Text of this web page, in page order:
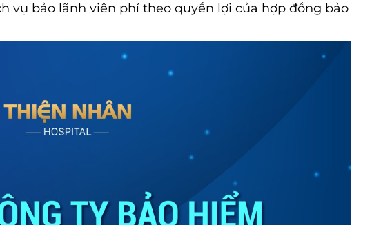
vụ bảo lãnh viện phí theo quyền lợi của hợp đồng bảo